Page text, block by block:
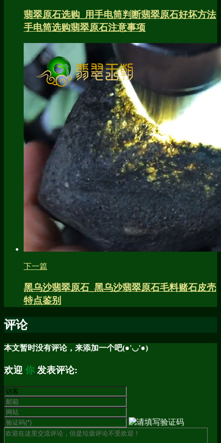
翡翠原石选购_用手电筒判断翡翠原石好坏方法
手电筒选购翡翠原石注意事项
下一篇
黑乌沙翡翠原石_黑乌沙翡翠原石毛料赌石皮壳
特点鉴别
评论
本文暂时没有评论，来添加一个吧(●'◡'●)
欢迎 你 发表评论: